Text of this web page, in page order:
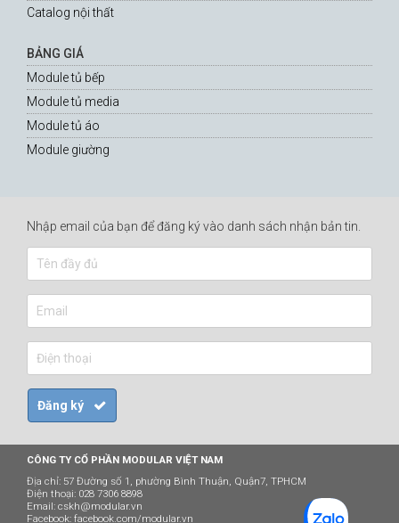
Catalog nội thất
BẢNG GIÁ
Module tủ bếp
Module tủ media
Module tủ áo
Module giường
Nhập email của bạn để đăng ký vào danh sách nhận bản tin.
CÔNG TY CỔ PHẦN MODULAR VIỆT NAM
Địa chỉ: 57 Đường số 1, phường Bình Thuận, Quận7, TPHCM
Điện thoại: 028 7306 8898
Email: cskh@modular.vn
Facebook: facebook.com/modular.vn